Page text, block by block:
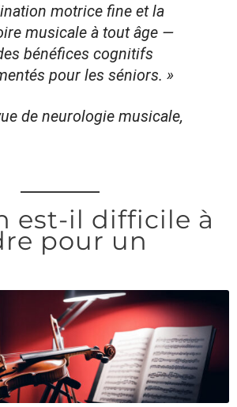
motrice fine et la
musicale à tout âge —
bénéfices cognitifs
pour les séniors. »
de neurologie musicale,
est-il difficile à
pour un